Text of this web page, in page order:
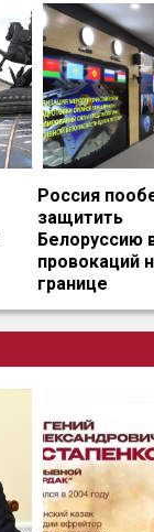
Россия
защитить
Белоруссию
провокаций
границе